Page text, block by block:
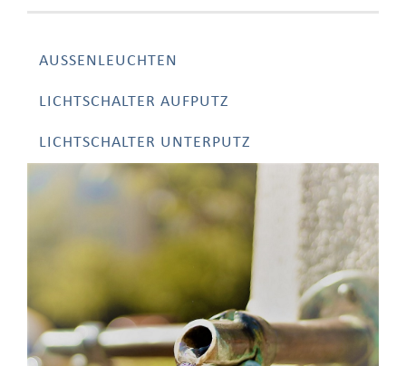
AUSSENLEUCHTEN
LICHTSCHALTER AUFPUTZ
LICHTSCHALTER UNTERPUTZ